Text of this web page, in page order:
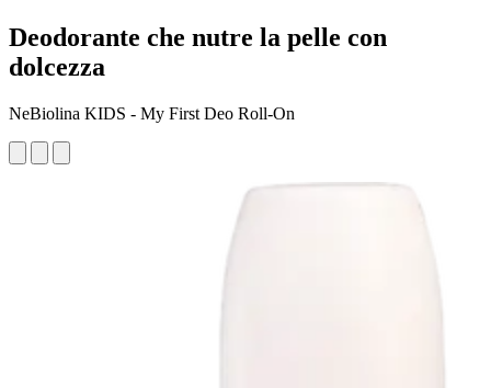
Deodorante che nutre la pelle con
dolcezza
NeBiolina KIDS - My First Deo Roll-On